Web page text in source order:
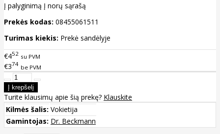
Į palyginimą Į norų sąrašą
Prekės kodas: 08455061511
Turimas kiekis: Prekė sandėlyje
€452 su PVM
€374 be PVM
Turite klausimų apie šią prekę? Klauskite
Kilmės šalis: Vokietija
Gamintojas: Dr. Beckmann